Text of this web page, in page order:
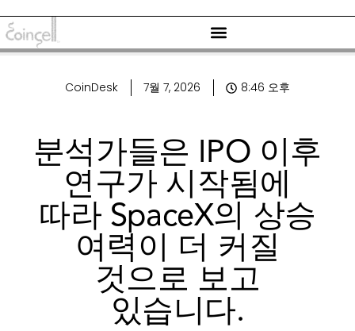
CoinDesk 7월 7, 2026 8:46 오후
분석가들은 IPO 이후
연구가 시작됨에
따라 SpaceX의 상승
여력이 더 커질
것으로 보고
있습니다.